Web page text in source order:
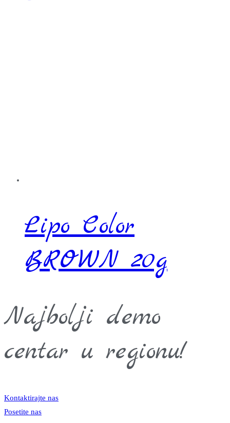
Lipo Color
BROWN 20g
Najbolji demo
centar u regionu!
Kontaktirajte nas
Posetite nas